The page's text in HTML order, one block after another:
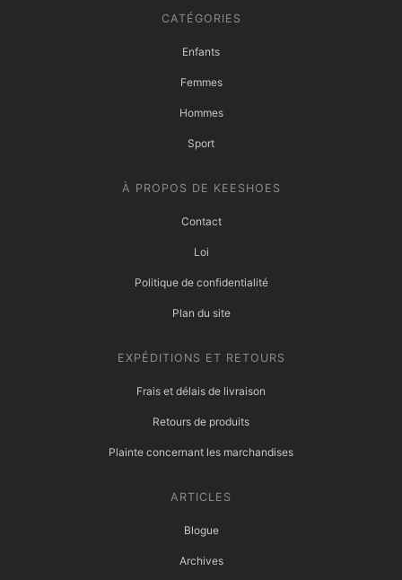
CATÉGORIES
Enfants
Femmes
Hommes
Sport
À PROPOS DE KEESHOES
Contact
Loi
Politique de confidentialité
Plan du site
EXPÉDITIONS ET RETOURS
Frais et délais de livraison
Retours de produits
Plainte concernant les marchandises
ARTICLES
Blogue
Archives